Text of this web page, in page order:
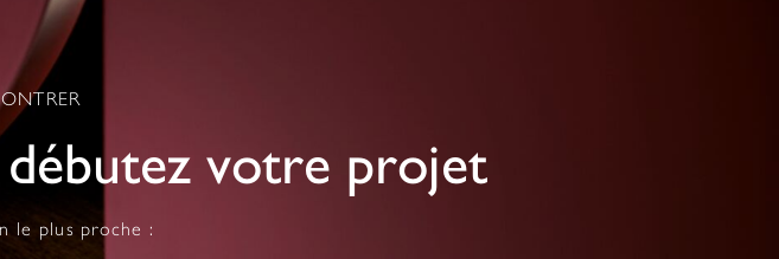
votre projet
le plus proche :